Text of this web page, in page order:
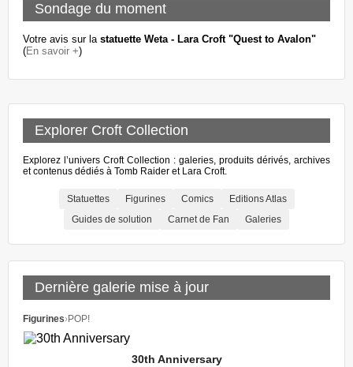
Sondage du moment
Votre avis sur la statuette Weta - Lara Croft "Quest to Avalon"
(En savoir +)
Explorer Croft Collection
Explorez l’univers Croft Collection : galeries, produits dérivés, archives
et contenus dédiés à Tomb Raider et Lara Croft.
Statuettes Figurines Comics
Editions Atlas
Guides de solution
Carnet de Fan Galeries
Dernière galerie mise à jour
Figurines›POP!
30th Anniversary